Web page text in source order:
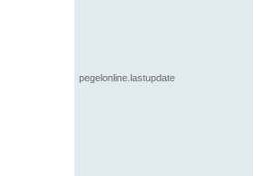
pegelonline.lastupdate